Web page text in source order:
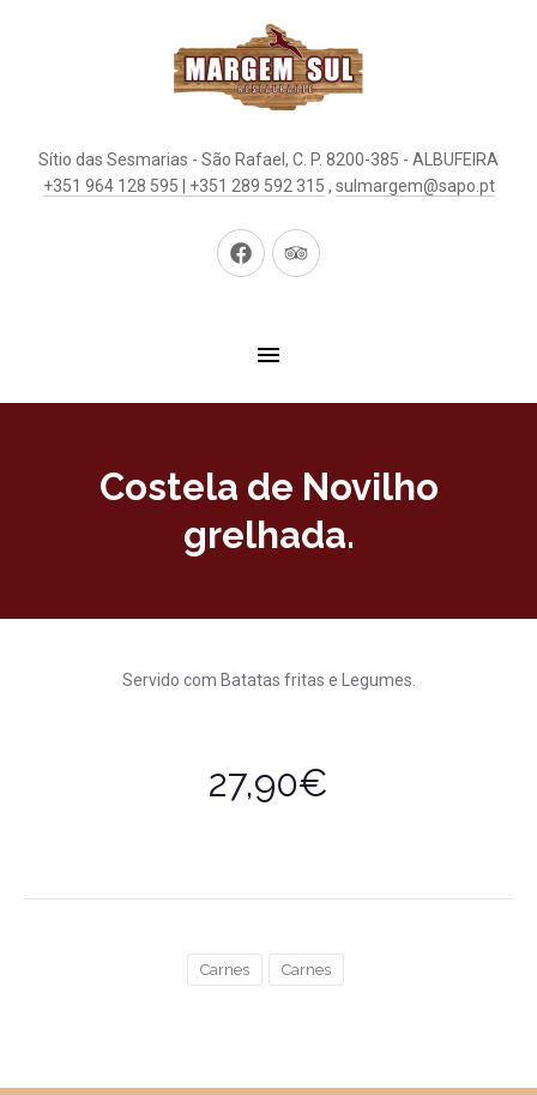
Sítio das Sesmarias - São Rafael, C. P. 8200-385 - ALBUFEIRA
+351 964 128 595 | +351 289 592 315 , sulmargem@sapo.pt
New
New
Costela de Novilho
grelhada.
Servido com Batatas fritas e Legumes.
27,90€
Carnes Carnes